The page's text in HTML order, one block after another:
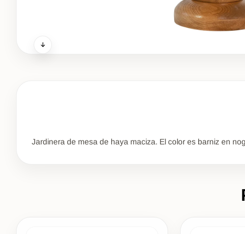
Jardinera de mesa de haya maciza. El color es barniz en